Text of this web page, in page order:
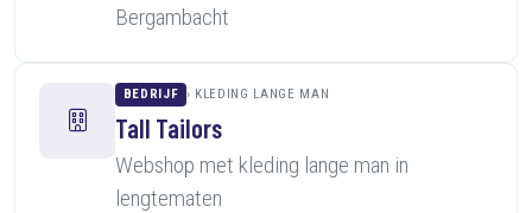
Bergambacht
BEDRIJF KLEDING LANGE MAN
Tall Tailors
Webshop met kleding lange man in
lengtematen